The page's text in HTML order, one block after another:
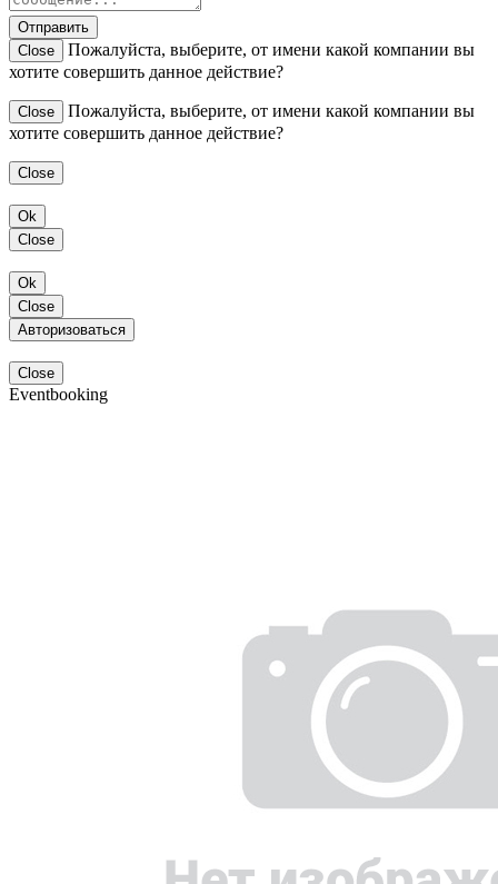
Отправить
Close
Пожалуйста, выберите, от имени какой компании вы
хотите совершить данное действие?
Close
Пожалуйста, выберите, от имени какой компании вы
хотите совершить данное действие?
Close
Ok
Close
Ok
Close
Авторизоваться
Close
Eventbooking